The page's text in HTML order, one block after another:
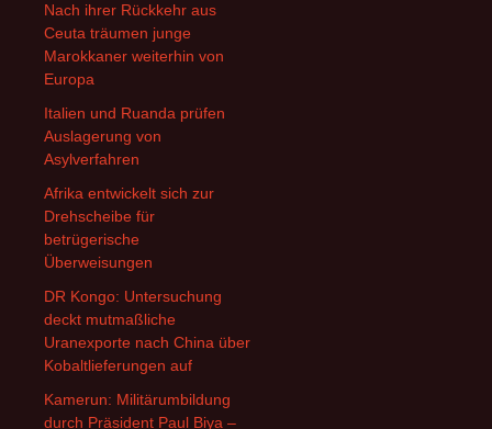
Nach ihrer Rückkehr aus
Ceuta träumen junge
Marokkaner weiterhin von
Europa
Italien und Ruanda prüfen
Auslagerung von
Asylverfahren
Afrika entwickelt sich zur
Drehscheibe für
betrügerische
Überweisungen
DR Kongo: Untersuchung
deckt mutmaßliche
Uranexporte nach China über
Kobaltlieferungen auf
Kamerun: Militärumbildung
durch Präsident Paul Biya –